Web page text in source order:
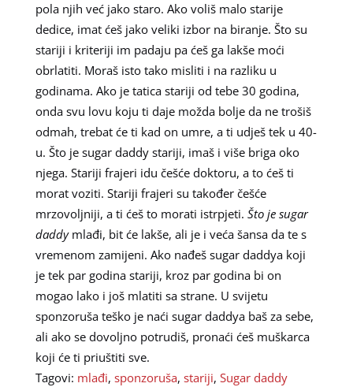
pola njih već jako staro. Ako voliš malo starije
dedice, imat ćeš jako veliki izbor na biranje. Što su
stariji i kriteriji im padaju pa ćeš ga lakše moći
obrlatiti. Moraš isto tako misliti i na razliku u
godinama. Ako je tatica stariji od tebe 30 godina,
onda svu lovu koju ti daje možda bolje da ne trošiš
odmah, trebat će ti kad on umre, a ti udješ tek u 40-
u. Što je sugar daddy stariji, imaš i više briga oko
njega. Stariji frajeri idu češće doktoru, a to ćeš ti
morat voziti. Stariji frajeri su također češće
mrzovoljniji, a ti ćeš to morati istrpjeti. Što je sugar
daddymlađi, bit će lakše, ali je i veća šansa da te s
vremenom zamijeni. Ako nađeš sugar daddya koji
je tek par godina stariji, kroz par godina bi on
mogao lako i još mlatiti sa strane. U svijetu
sponzoruša teško je naći sugar daddya baš za sebe,
ali ako se dovoljno potrudiš, pronaći ćeš muškarca
koji će ti priuštiti sve.
Tagovi: mlađi, sponzoruša, stariji, Sugar daddy